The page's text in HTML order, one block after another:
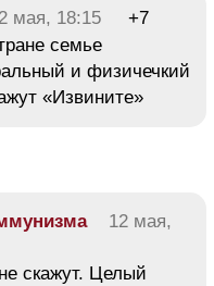
мая, 18:15
+7
семье
и физичечкий
«Извините»
12 мая,
скажут. Целый